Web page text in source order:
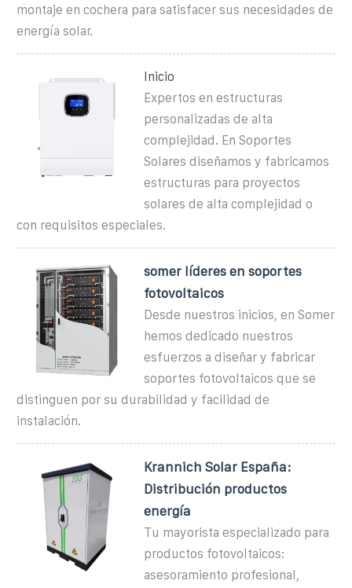
montaje en cochera para satisfacer sus necesidades de
energía solar.
Inicio
Expertos en estructuras
personalizadas de alta
complejidad. En Soportes
Solares diseñamos y fabricamos
estructuras para proyectos
solares de alta complejidad o
con requisitos especiales.
somer líderes en soportes
fotovoltaicos
Desde nuestros inicios, en Somer
hemos dedicado nuestros
esfuerzos a diseñar y fabricar
soportes fotovoltaicos que se
distinguen por su durabilidad y facilidad de
instalación.
Krannich Solar España:
Distribución productos
energía
Tu mayorista especializado para
productos fotovoltaicos:
asesoramiento profesional,